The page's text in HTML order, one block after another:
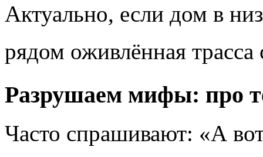
Актуально, если дом в
рядом оживлённая трасса
Разрушаем мифы: про
Часто спрашивают: «А